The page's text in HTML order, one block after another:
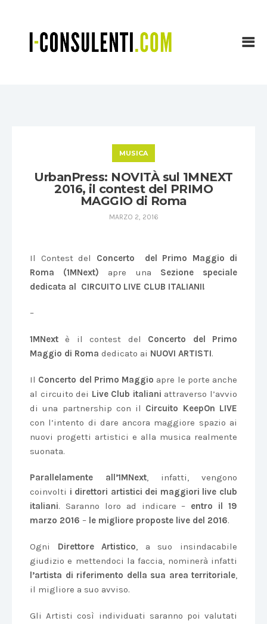
MUSICA
UrbanPress: NOVITÀ sul 1MNEXT
2016, il contest del PRIMO
MAGGIO di Roma
MARZO 2, 2016
Il Contest del Concerto del Primo Maggio di
Roma (1MNext) apre una Sezione speciale
dedicata al CIRCUITO LIVE CLUB ITALIANI!
–
1MNext è il contest del Concerto del Primo
Maggio di Roma dedicato ai NUOVI ARTISTI.
Il Concerto del Primo Maggio apre le porte anche
al circuito dei Live Club italiani attraverso l’avvio
di una partnership con il Circuito KeepOn LIVE
con l’intento di dare ancora maggiore spazio ai
nuovi progetti artistici e alla musica realmente
suonata.
Parallelamente all’1MNext, infatti, vengono
coinvolti i direttori artistici dei maggiori live club
italiani. Saranno loro ad indicare – entro il 19
marzo 2016 – le migliore proposte live del 2016.
Ogni Direttore Artistico, a suo insindacabile
giudizio e mettendoci la faccia, nominerà infatti
l’artista di riferimento della sua area territoriale,
il migliore a suo avviso.
Gli Artisti così individuati saranno poi valutati